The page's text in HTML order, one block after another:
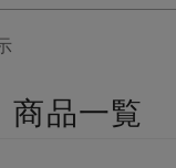
商品一覧